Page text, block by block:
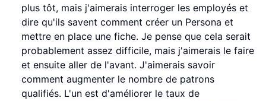
plus tôt, mais j'aimerais interroger les employés et
dire qu'ils savent comment créer un Persona et
mettre en place une fiche. Je pense que cela serait
probablement assez difficile, mais j'aimerais le faire
et ensuite aller de l'avant. J'aimerais savoir
comment augmenter le nombre de patrons
qualifiés. L'un est d'améliorer le taux de